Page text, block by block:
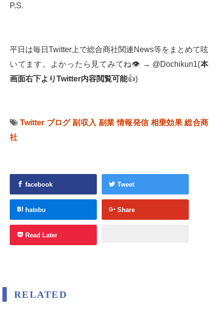
P.S.
平日は毎日Twitter上で総合商社関連News等をまとめて呟
いてます。よかったら見てみてね👁 → @Dochikun1(本
画面右下よりTwitter内容閲覧可能👍)
Twitter ブログ 副収入 副業 情報発信 相乗効果 総合商
社
facebook Tweet
hatebu Share
Read Later
RELATED